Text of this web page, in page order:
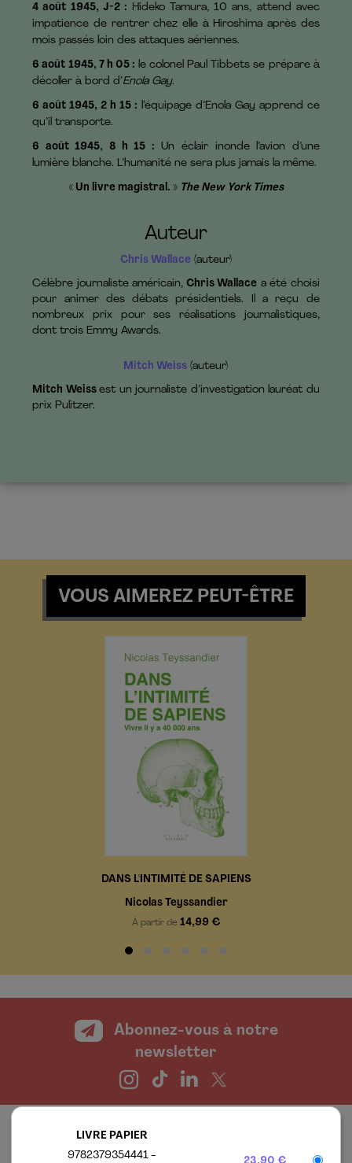
LIVRE PAPIER
9782379354441
4 août 1945, J-2 : Hideko Tamura, 10 ans, attend avec
impatience de rentrer chez elle à Hiroshima après des
mois passés loin des attaques aériennes.
6 août 1945, 7 h 05 : le colonel Paul Tibbets se prépare à
décoller à bord d’Enola Gay.
6 août 1945, 2 h 15 : l’équipage d’Enola Gay apprend ce
qu’il transporte.
6 août 1945, 8 h 15 : Un éclair inonde l’avion d’une
lumière blanche. L’humanité ne sera plus jamais la même.
« Un livre magistral. » The New York Times
Auteur
Chris Wallace (auteur)
Célèbre journaliste américain, Chris Wallace a été choisi
pour animer des débats présidentiels. Il a reçu de
nombreux prix pour ses réalisations journalistiques,
dont trois Emmy Awards.
Mitch Weiss (auteur)
Mitch Weiss est un journaliste d’investigation lauréat du
prix Pulitzer.
VOUS AIMEREZ PEUT-ÊTRE
DANS L'INTIMITÉ DE SAPIENS
Nicolas Teyssandier
À partir de 14,99 €
Abonnez-vous à notre
newsletter